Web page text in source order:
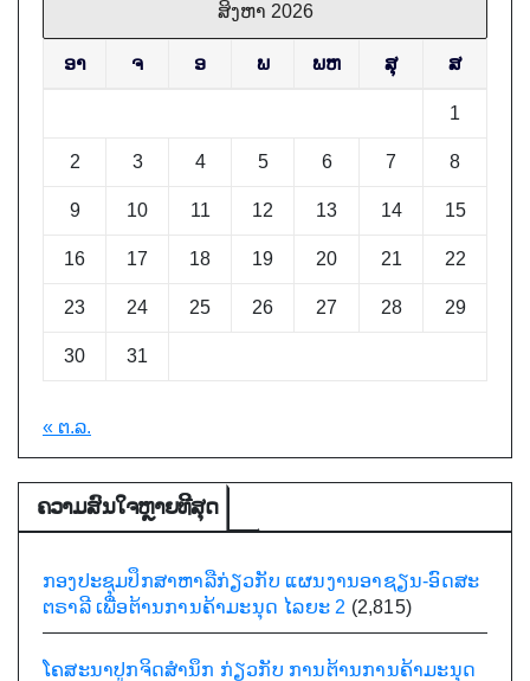
ສິງຫາ 2026
ອາ ຈ ອ ພ ພຫ ສຸ ສ
1
2 3 4 5 6 7 8
9 10 11 12 13 14 15
16 17 18 19 20 21 22
23 24 25 26 27 28 29
30 31
« ຕ.ລ.
ຄວາມສົນໃຈຫຼາຍທີີສຸດ
ກອງປະຊຸມປຶກສາຫາລືກ່ຽວກັບ ແຜນງານອາຊຽນ-ອົດສະ
ຕຣາລີ ເພື່ອຕ້ານການຄ້າມະນຸດ ໄລຍະ 2 (2,815)
ໂຄສະນາປູກຈິດສຳນຶກ ກ່ຽວກັບ ການຕ້ານການຄ້າມະນຸດ